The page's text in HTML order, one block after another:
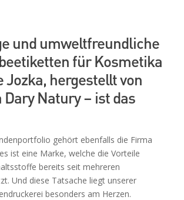
und umweltfreundliche
für Kosmetika
Jozka, hergestellt von
Natury – ist das
gehört ebenfalls die Firma
ist eine Marke, welche die Vorteile
bereits seit mehreren
Und diese Tatsache liegt unserer
besonders am Herzen.